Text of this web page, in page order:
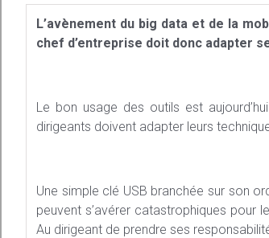
L’avènement du big data et de la
chef d’entreprise doit donc adapter
Le bon usage des outils est
dirigeants doivent adapter leurs
Une simple clé USB branchée sur son
peuvent s’avérer catastrophiques pour
Au dirigeant de prendre ses